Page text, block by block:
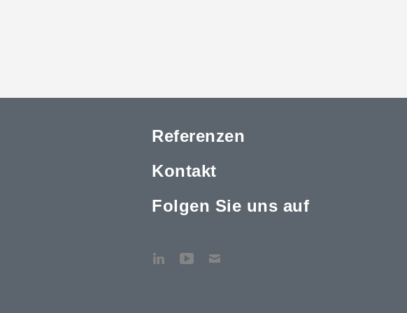
Referenzen
Kontakt
Folgen Sie uns auf